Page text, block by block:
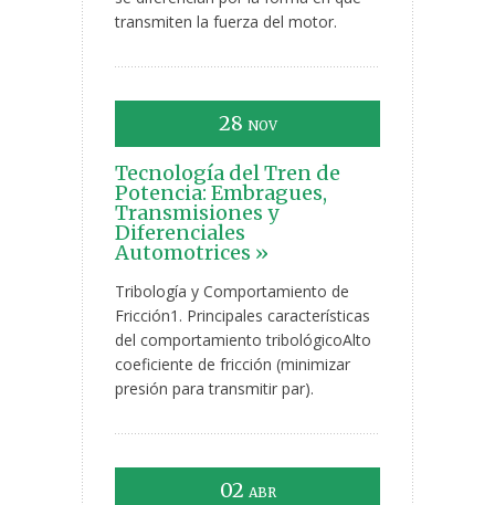
transmiten la fuerza del motor.
28 NOV
Tecnología del Tren de
Potencia: Embragues,
Transmisiones y
Diferenciales
Automotrices »
Tribología y Comportamiento de
Fricción1. Principales características
del comportamiento tribológicoAlto
coeficiente de fricción (minimizar
presión para transmitir par).
02 ABR